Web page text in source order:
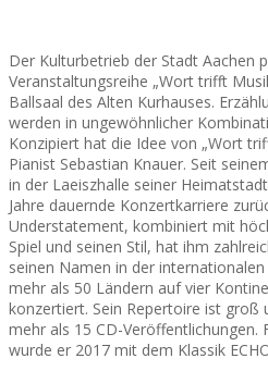
Der Kulturbetrieb der Stadt Aachen
Veranstaltungsreihe „Wort trifft
Ballsaal des Alten Kurhauses.
werden in ungewöhnlicher
Konzipiert hat die Idee von „Wort
Pianist Sebastian Knauer. Seit
in der Laeiszhalle seiner
Jahre dauernde Konzertkarriere
Understatement, kombiniert mit
Spiel und seinen Stil, hat ihm
seinen Namen in der
mehr als 50 Ländern auf vier
konzertiert. Sein Repertoire ist groß
mehr als 15 CD-Veröffentlichungen.
wurde er 2017 mit dem Klassik